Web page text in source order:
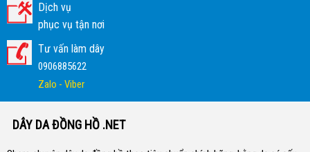
Dịch vụ
phục vụ tận nơi
Tư vấn làm dây
0906885622
Zalo - Viber
DÂY DA ĐỒNG HỒ .NET